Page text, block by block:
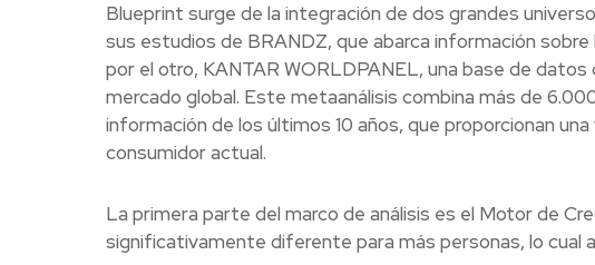
Blueprint surge de la integración de dos grandes
sus estudios de BRANDZ, que abarca información
por el otro, KANTAR WORLDPANEL, una base de
mercado global. Este metaanálisis combina más de
información de los últimos 10 años, que proporcionan
consumidor actual.
La primera parte del marco de análisis es el Motor de
significativamente diferente para más personas, lo cual